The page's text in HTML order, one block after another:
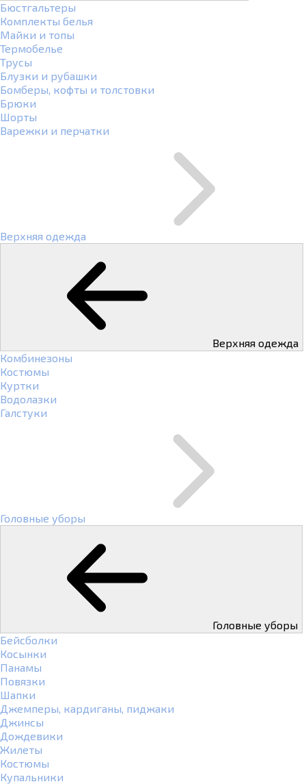
Бюстгальтеры
Комплекты белья
Майки и топы
Термобелье
Трусы
Блузки и рубашки
Бомберы, кофты и толстовки
Брюки
Шорты
Варежки и перчатки
Верхняя одежда
Верхняя одежда
Комбинезоны
Костюмы
Куртки
Водолазки
Галстуки
Головные уборы
Головные уборы
Бейсболки
Косынки
Панамы
Повязки
Шапки
Джемперы, кардиганы, пиджаки
Джинсы
Дождевики
Жилеты
Костюмы
Купальники